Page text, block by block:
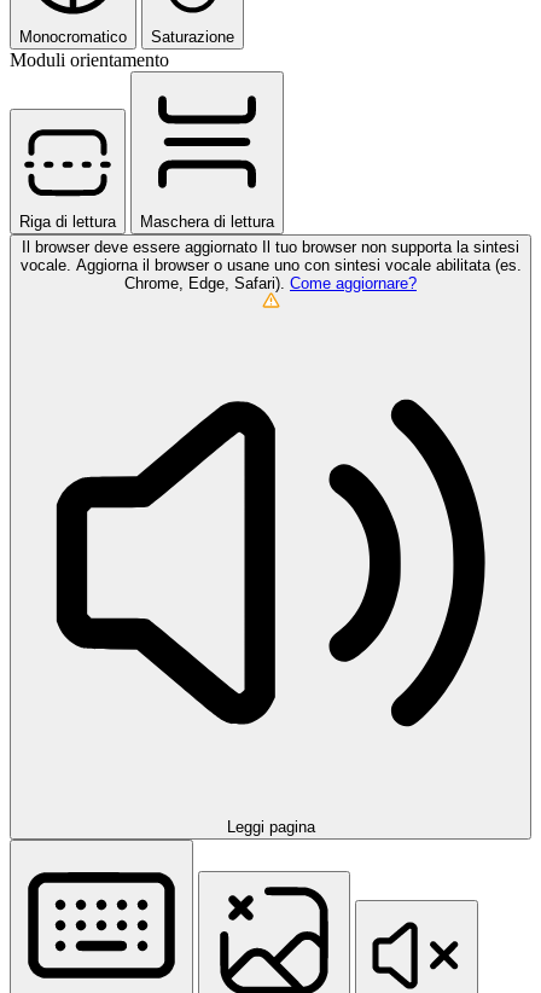
Monocromatico Saturazione
Moduli orientamento
Riga di lettura
Maschera di lettura
Il browser deve essere aggiornato
Il tuo browser non supporta la sintesi
vocale. Aggiorna il browser o usane uno con sintesi vocale abilitata (es.
Chrome, Edge, Safari). Come aggiornare?
Leggi pagina